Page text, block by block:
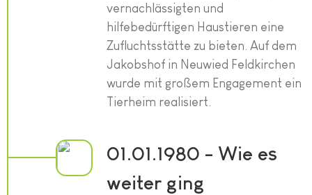
vernachlässigten und
hilfebedürftigen Haustieren eine
Zufluchtsstätte zu bieten. Auf dem
Jakobshof in Neuwied Feldkirchen
wurde mit großem Engagement ein
Tierheim realisiert.
01.01.1980 - Wie es
weiter ging